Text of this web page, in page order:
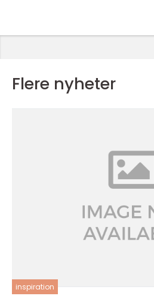
Flere nyheter
inspiration